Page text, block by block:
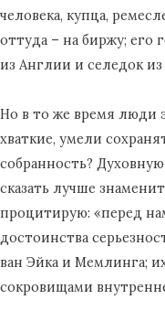
человека, купца,
оттуда – на биржу; его
из Англии и селедок
Но в то же время люди
хваткие, умели
собранность?
сказать лучше
процитирую: «перед
достоинства
ван Эйка и Мемлинга;
сокровищами